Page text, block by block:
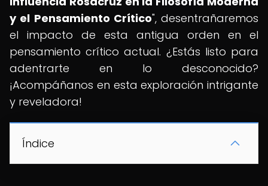
y el Pensamiento Crítico", desentrañaremos
el impacto de esta antigua orden en el
pensamiento crítico actual. ¿Estás listo para
adentrarte en lo desconocido?
¡Acompáñanos en esta exploración intrigante
y reveladora!
Índice